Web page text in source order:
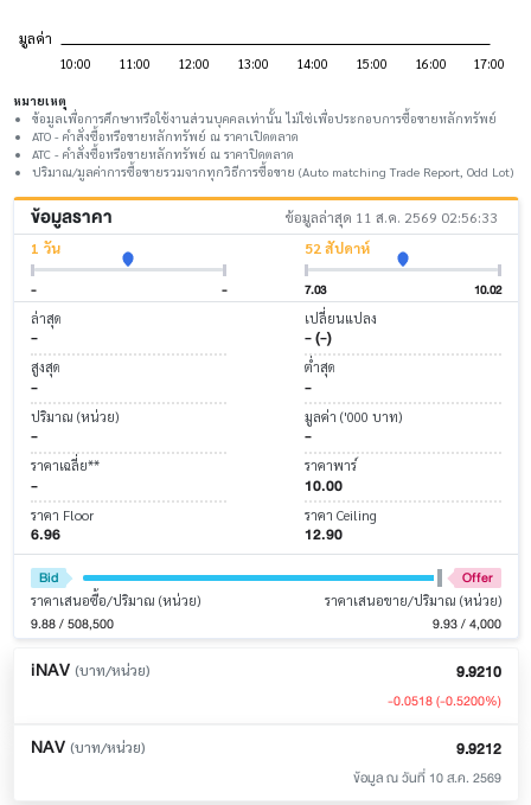
หมายเหตุ
ข้อมูลเพื่อการศึกษาหรือใช้งานส่วนบุคคลเท่านั้น ไม่ใช่เพื่อประกอบการซื้อขายหลักทรัพย์
ATO - คำสั่งซื้อหรือขายหลักทรัพย์ ณ ราคาเปิดตลาด
ATC - คำสั่งซื้อหรือขายหลักทรัพย์ ณ ราคาปิดตลาด
ปริมาณ/มูลค่าการซื้อขายรวมจากทุกวิธีการซื้อขาย (Auto matching Trade Report, Odd Lot)
ข้อมูลราคา
ข้อมูลล่าสุด 11 ส.ค. 2569 02:56:33
1 วัน
- -
52 สัปดาห์
7.03 10.02
ล่าสุด
-
เปลี่ยนแปลง
- (-)
สูงสุด
-
ต่ำสุด
-
ปริมาณ (หน่วย)
-
มูลค่า ('000 บาท)
-
ราคาเฉลี่ย**
-
ราคาพาร์
10.00
ราคา Floor
6.96
ราคา Ceiling
12.90
Bid Offer
ราคาเสนอซื้อ/ปริมาณ (หน่วย)
9.88 / 508,500
ราคาเสนอขาย/ปริมาณ (หน่วย)
9.93 / 4,000
iNAV (บาท/หน่วย) 9.9210
-0.0518(-0.5200%)
NAV (บาท/หน่วย) 9.9212
ข้อมูล ณ วันที่ 10 ส.ค. 2569